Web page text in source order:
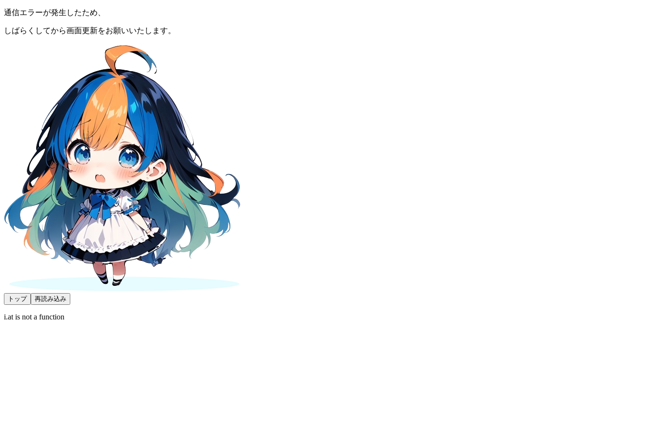
通信エラーが発生したため、
しばらくしてから画面更新をお願いいたします。
トップ 再読み込み
i.at is not a function